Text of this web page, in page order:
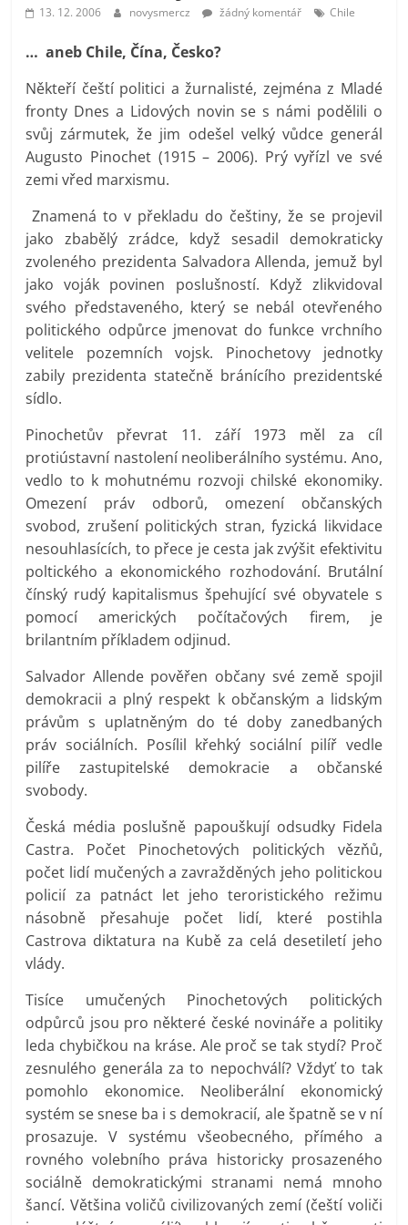
prospívá?
13. 12. 2006 novysmercz žádný komentář Chile
… aneb Chile, Čína, Česko?
Někteří čeští politici a žurnalisté, zejména z Mladé
fronty Dnes a Lidových novin se s námi podělili o
svůj zármutek, že jim odešel velký vůdce generál
Augusto Pinochet (1915 – 2006). Prý vyřízl ve své
zemi vřed marxismu.
Znamená to v překladu do češtiny, že se projevil
jako zbabělý zrádce, když sesadil demokraticky
zvoleného prezidenta Salvadora Allenda, jemuž byl
jako voják povinen poslušností. Když zlikvidoval
svého představeného, který se nebál otevřeného
politického odpůrce jmenovat do funkce vrchního
velitele pozemních vojsk. Pinochetovy jednotky
zabily prezidenta statečně bránícího prezidentské
sídlo.
Pinochetův převrat 11. září 1973 měl za cíl
protiústavní nastolení neoliberálního systému. Ano,
vedlo to k mohutnému rozvoji chilské ekonomiky.
Omezení práv odborů, omezení občanských
svobod, zrušení politických stran, fyzická likvidace
nesouhlasících, to přece je cesta jak zvýšit efektivitu
poltického a ekonomického rozhodování. Brutální
čínský rudý kapitalismus špehující své obyvatele s
pomocí amerických počítačových firem, je
brilantním příkladem odjinud.
Salvador Allende pověřen občany své země spojil
demokracii a plný respekt k občanským a lidským
právům s uplatněným do té doby zanedbaných
práv sociálních. Posílil křehký sociální pilíř vedle
pilíře zastupitelské demokracie a občanské
svobody.
Česká média poslušně papouškují odsudky Fidela
Castra. Počet Pinochetových politických vězňů,
počet lidí mučených a zavražděných jeho politickou
policií za patnáct let jeho teroristického režimu
násobně přesahuje počet lidí, které postihla
Castrova diktatura na Kubě za celá desetiletí jeho
vlády.
Tisíce umučených Pinochetových politických
odpůrců jsou pro některé české novináře a politiky
leda chybičkou na kráse. Ale proč se tak stydí? Proč
zesnulého generála za to nepochválí? Vždyť to tak
pomohlo ekonomice. Neoliberální ekonomický
systém se snese ba i s demokracií, ale špatně se v ní
prosazuje. V systému všeobecného, přímého a
rovného volebního práva historicky prosazeného
sociálně demokratickými stranami nemá mnoho
šancí. Většina voličů civilizovaných zemí (čeští voliči